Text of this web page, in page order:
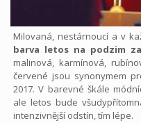
Milovaná, nestárnoucí a v
barva letos na podzim
malinová, karmínová,
červené jsou synonymem
2017. V barevné škále
ale letos bude
intenzivnější odstín, tím lépe.